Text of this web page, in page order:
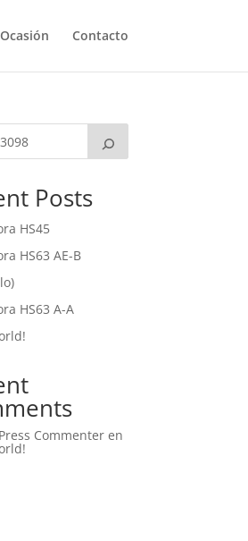
Ocasión Contacto
Posts
HS45
HS63 AE-B
HS63 A-A
Commenter en